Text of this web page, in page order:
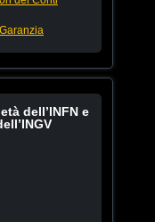
dell’INFN e